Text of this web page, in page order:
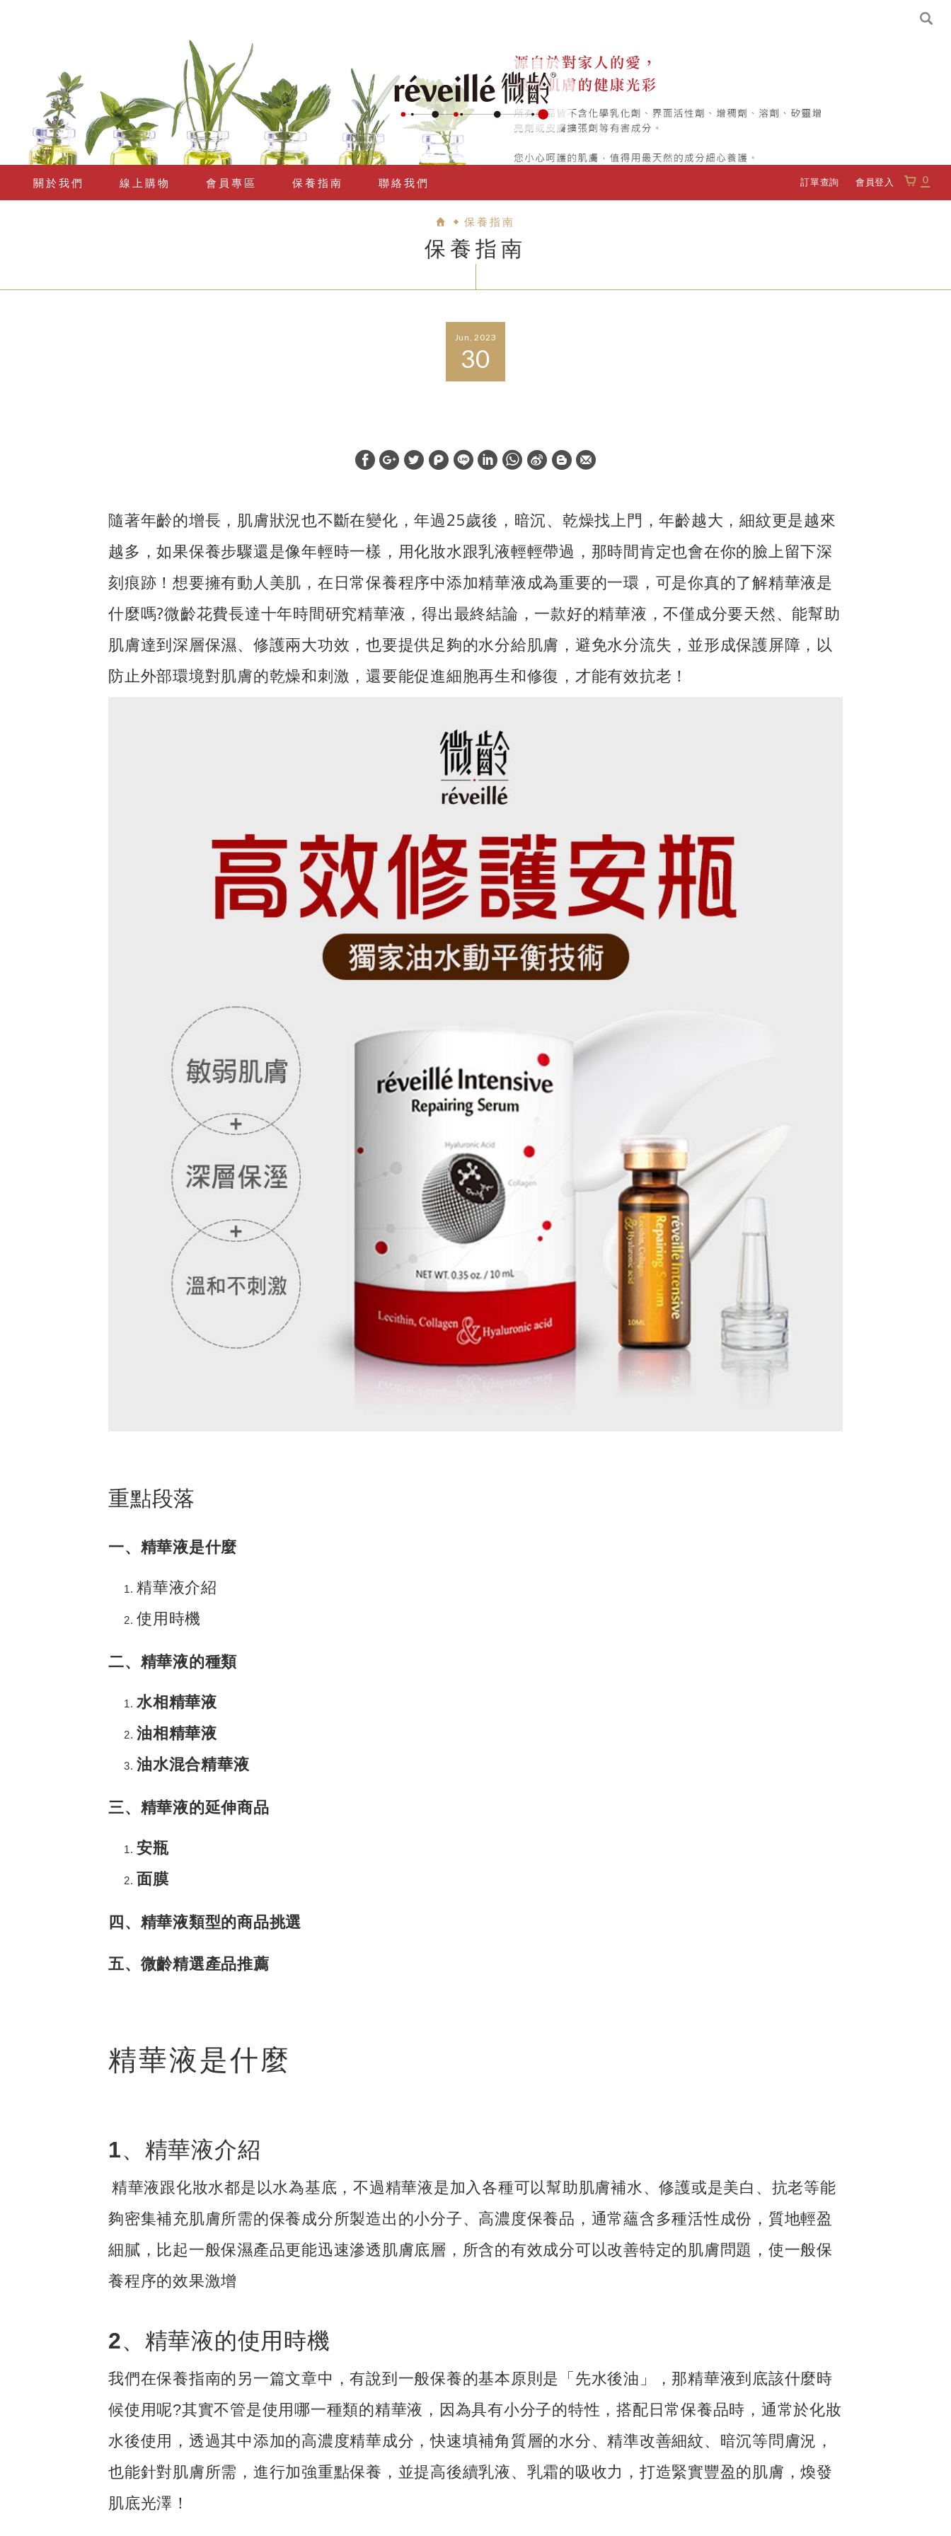
關於我們 線上購物 會員專區 保養指南 聯絡我們 訂單查詢 會員登入 0
保養指南
保養指南
Jun, 2023
30
W
t
s
A
p
S
a
W
e
i
b
隨著年齡的增長，肌膚狀況也不斷在變化，年過25歲後，暗沉、乾燥找上門，年齡越大，細紋更是越來
越多，如果保養步驟還是像年輕時一樣，用化妝水跟乳液輕輕帶過，那時間肯定也會在你的臉上留下深
刻痕跡！想要擁有動人美肌，在日常保養程序中添加精華液成為重要的一環，可是你真的了解精華液是
什麼嗎?微齡花費長達十年時間研究精華液，得出最終結論，一款好的精華液，不僅成分要天然、能幫助
肌膚達到深層保濕、修護兩大功效，也要提供足夠的水分給肌膚，避免水分流失，並形成保護屏障，以
防止外部環境對肌膚的乾燥和刺激，還要能促進細胞再生和修復，才能有效抗老！
重點段落
一、精華液是什麼
精華液介紹
使用時機
二、精華液的種類
水相精華液
油相精華液
油水混合精華液
三、精華液的延伸商品
安瓶
面膜
四、精華液類型的商品挑選
五、微齡精選產品推薦
精華液是什麼
1、精華液介紹
精華液跟化妝水都是以水為基底，不過精華液是加入各種可以幫助肌膚補水、修護或是美白、抗老等能
夠密集補充肌膚所需的保養成分所製造出的小分子、高濃度保養品，通常蘊含多種活性成份，質地輕盈
細膩，比起一般保濕產品更能迅速滲透肌膚底層，所含的有效成分可以改善特定的肌膚問題，使一般保
養程序的效果激增
2、精華液的使用時機
我們在保養指南的另一篇文章中，有說到一般保養的基本原則是「先水後油」，那精華液到底該什麼時
候使用呢?其實不管是使用哪一種類的精華液，因為具有小分子的特性，搭配日常保養品時，通常於化妝
水後使用，透過其中添加的高濃度精華成分，快速填補角質層的水分、精準改善細紋、暗沉等問膚況，
也能針對肌膚所需，進行加強重點保養，並提高後續乳液、乳霜的吸收力，打造緊實豐盈的肌膚，煥發
肌底光澤！